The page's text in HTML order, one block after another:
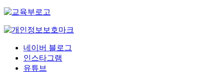
네이버 블로그
인스타그램
유튜브